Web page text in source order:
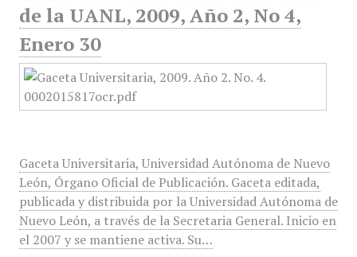
de la UANL, 2009, Año 2, No 4,
Enero 30
Gaceta Universitaria, Universidad Autónoma de Nuevo
León, Órgano Oficial de Publicación. Gaceta editada,
publicada y distribuida por la Universidad Autónoma de
Nuevo León, a través de la Secretaria General. Inicio en
el 2007 y se mantiene activa. Su…